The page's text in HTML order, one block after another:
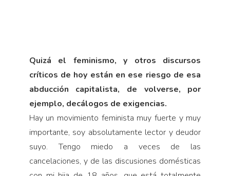
Quizá el feminismo, y otros discursos
críticos de hoy están en ese riesgo de esa
abducción capitalista, de volverse, por
ejemplo, decálogos de exigencias.
Hay un movimiento feminista muy fuerte y muy
importante, soy absolutamente lector y deudor
suyo. Tengo miedo a veces de las
cancelaciones, y de las discusiones domésticas